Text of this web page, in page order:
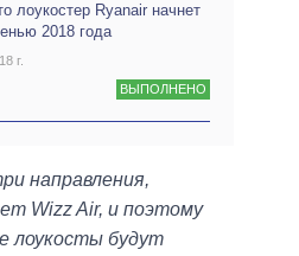
лоукостер Ryanair начнет
2018 года
г.
ВЫПОЛНЕНО
направления,
Wizz Air, и поэтому
лоукосты будут